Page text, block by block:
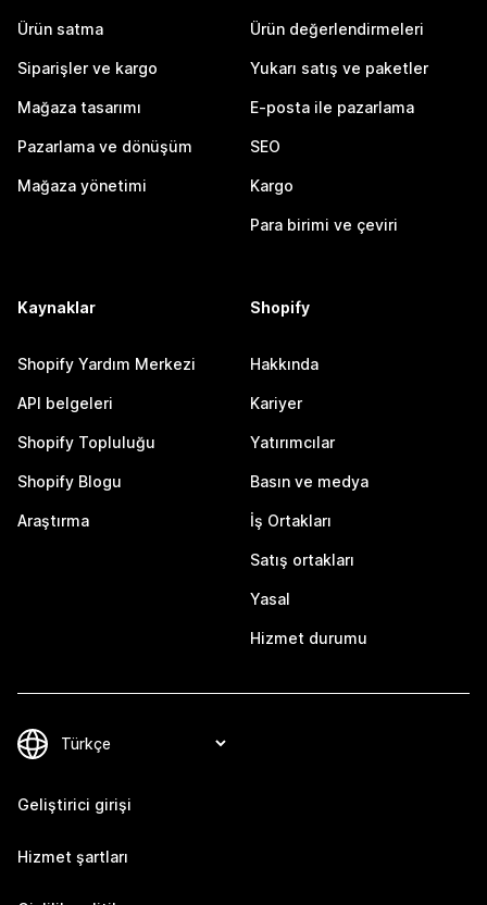
Ürün satma
Siparişler ve kargo
Mağaza tasarımı
Pazarlama ve dönüşüm
Mağaza yönetimi
Ürün değerlendirmeleri
Yukarı satış ve paketler
E-posta ile pazarlama
SEO
Kargo
Para birimi ve çeviri
Kaynaklar
Shopify Yardım Merkezi
API belgeleri
Shopify Topluluğu
Shopify Blogu
Araştırma
Shopify
Hakkında
Kariyer
Yatırımcılar
Basın ve medya
İş Ortakları
Satış ortakları
Yasal
Hizmet durumu
Geliştirici girişi
Hizmet şartları